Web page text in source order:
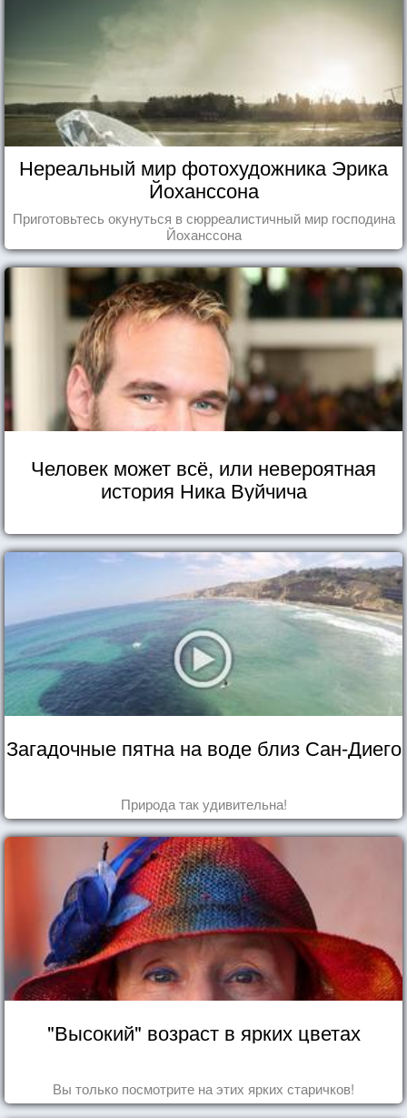
Нереальный мир фотохудожника Эрика
Йоханссона
Приготовьтесь окунуться в сюрреалистичный мир господина
Йоханссона
Человек может всё, или невероятная
история Ника Вуйчича
Загадочные пятна на воде близ Сан-Диего
Природа так удивительна!
"Высокий" возраст в ярких цветах
Вы только посмотрите на этих ярких старичков!